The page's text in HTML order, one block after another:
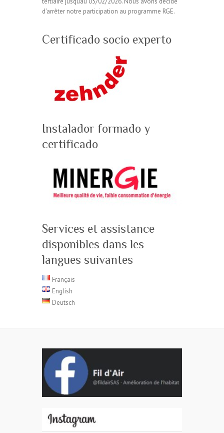
d'arrêter notre participation au programme RGE.
Certificado socio experto
Instalador formado y
certificado
Services et assistance
disponibles dans les
langues suivantes
Français
English
Deutsch